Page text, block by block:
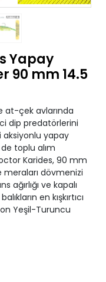
Yapay
90 mm 14.5
at-çek avlarında
dip predatörlerini
yapay
toplu alım
Karides, 90 mm
meraları dövmenizi
ağırlığı ve kapalı
en kışkırtıcı
Yeşil-Turuncu